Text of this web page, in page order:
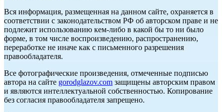
Вся информация, размещенная на данном сайте, охраняется в
соответствии с законодательством РФ об авторском праве и не
подлежит использованию кем-либо в какой бы то ни было
форме, в том числе воспроизведению, распространению,
переработке не иначе как с письменного разрешения
правообладателя.
Все фотографические произведения, отмеченные подписью
автора на сайте gorodglazov.com защищены авторским правом
и являются интеллектуальной собственностью. Копирование
без согласия правообладателя запрещено.